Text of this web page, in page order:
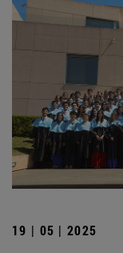
19 | 05 | 2025